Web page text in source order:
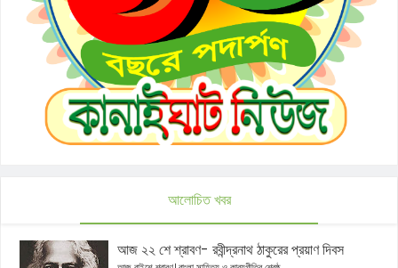
আলোচিত খবর
আজ ২২ শে শ্রাবণ- রবীন্দ্রনাথ ঠাকুরের প্রয়াণ দিবস